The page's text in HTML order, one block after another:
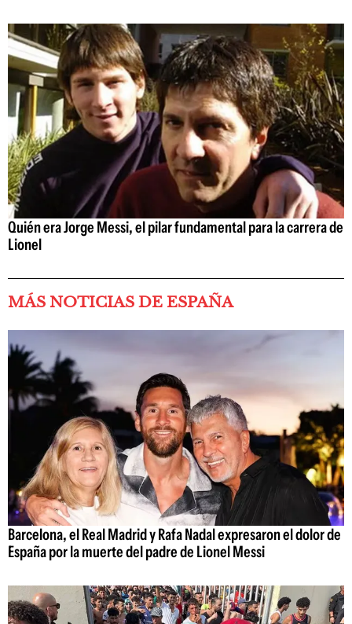
Quién era Jorge Messi, el pilar fundamental para la carrera de
Lionel
MÁS NOTICIAS DE ESPAÑA
Barcelona, el Real Madrid y Rafa Nadal expresaron el dolor de
España por la muerte del padre de Lionel Messi